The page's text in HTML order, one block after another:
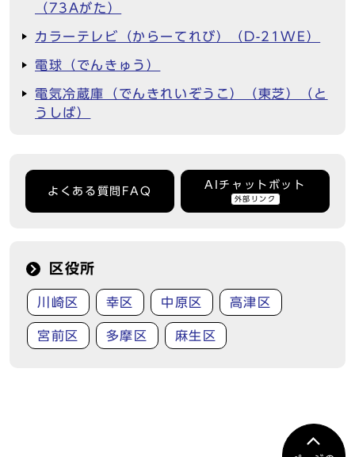
（73Aがた）
カラーテレビ（からーてれび）（D-21WE）
電球（でんきゅう）
電気冷蔵庫（でんきれいぞうこ）（東芝）（と
うしば）
よくある質問FAQ
AIチャットボット
外部リンク
区役所
川崎区 幸区 中原区 高津区
宮前区 多摩区 麻生区